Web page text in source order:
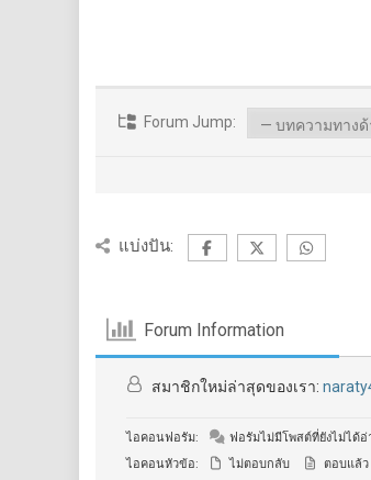
Forum Jump:
แบ่งปัน:
Forum Information
สมาชิกใหม่ล่าสุดของเรา:
ไอคอนฟอรัม: ฟอรัมไม่มีโพสต์ที่ยังไม่ได้อ่
ไอคอนหัวข้อ:
ไม่ตอบกลับ ตอบแล้ว